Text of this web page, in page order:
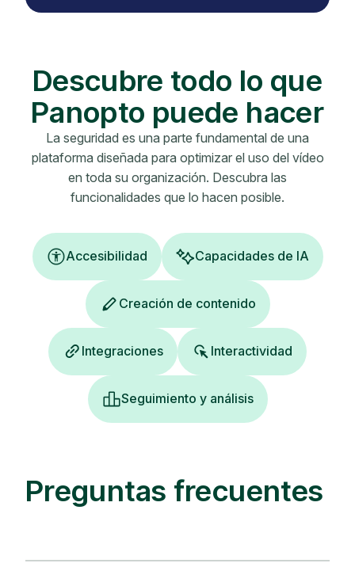
Descubre todo lo que
Panopto puede hacer
La seguridad es una parte fundamental de una
plataforma diseñada para optimizar el uso del vídeo
en toda su organización. Descubra las
funcionalidades que lo hacen posible.
Accesibilidad Capacidades de IA
Creación de contenido
Integraciones Interactividad
Seguimiento y análisis
Preguntas frecuentes